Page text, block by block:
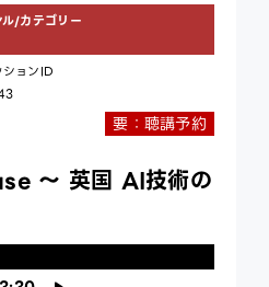
ル/カテゴリー
ョンID
要：聴講予約
～ 英国 AI技術の